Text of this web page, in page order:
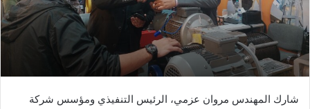
شارك المهندس مروان عزمي، الرئيس التنفيذي ومؤسس شركة